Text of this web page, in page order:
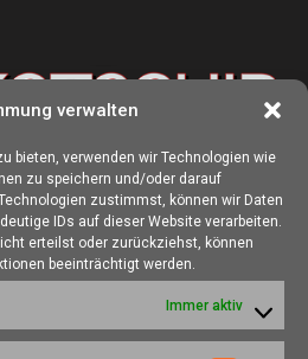
verwalten
bieten, verwenden wir Technologien wie
zu speichern und/oder darauf
zustimmst, können wir Daten
IDs auf dieser Website verarbeiten.
erteilst oder zurückziehst, können
beeinträchtigt werden.
Immer aktiv
UNS
im August 2017 zur gamescom
eine Heimat für alle Spieler:innen zu